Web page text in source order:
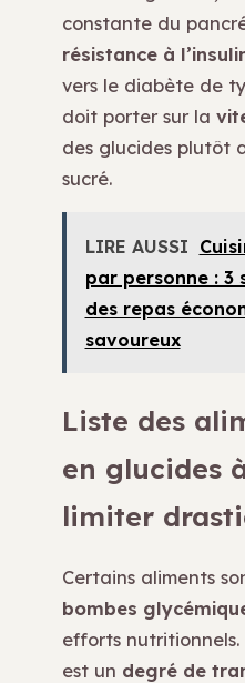
constante du
résistance à
vers le diabète de
doit porter sur la
des glucides plutôt
sucré.
LIRE AUSSI
par personne : 3
des repas
savoureux
Liste des
en glucides
limiter
Certains aliments
bombes
efforts
est un degré de